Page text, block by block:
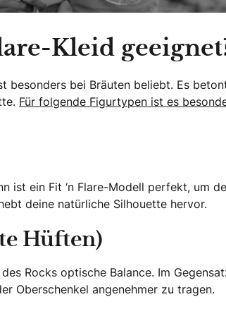
Kleid
besonders bei Bräuten beliebt. Es
Für folgende Figurtypen ist es
ist ein Fit ‘n Flare-Modell perfekt, um
deine natürliche Silhouette hervor.
Hüften)
Rocks optische Balance. Im
Oberschenkel angenehmer zu tragen.